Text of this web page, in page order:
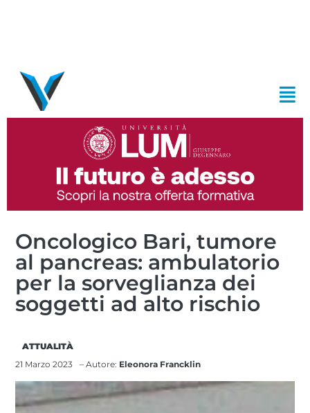
Oncologico Bari, tumore
al pancreas: ambulatorio
per la sorveglianza dei
soggetti ad alto rischio
ATTUALITÀ
21 Marzo 2023
– Autore: Eleonora Francklin